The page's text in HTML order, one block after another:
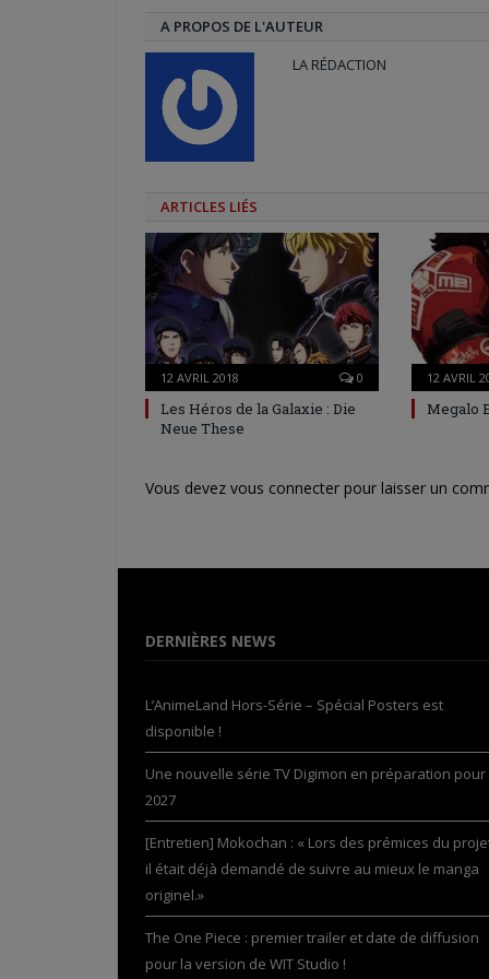
A PROPOS DE L'AUTEUR
LA RÉDACTION
ARTICLES LIÉS
12 AVRIL 2018 0
Les Héros de la Galaxie : Die
Neue These
12 AVRIL
Megalo
Vous devez vous connecter pour laisser un
DERNIÈRES NEWS
L’AnimeLand Hors-Série – Spécial Posters est
disponible !
Une nouvelle série TV Digimon en préparation pour
2027
[Entretien] Mokochan : « Lors des prémices du
il était déjà demandé de suivre au mieux le manga
originel.»
The One Piece : premier trailer et date de diffusion
pour la version de WIT Studio !